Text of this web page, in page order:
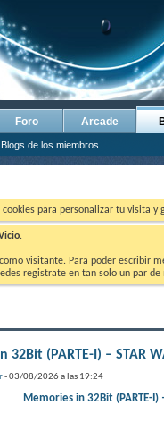
Foro Arcade
Blogs de los miembros
para personalizar tu visita y
.
visitante. Para poder escribir
registrate en tan solo un par
32Bit (PARTE-I) – STAR
- 03/08/2026 a las 19:24
Memories in 32Bit (PARTE-I)